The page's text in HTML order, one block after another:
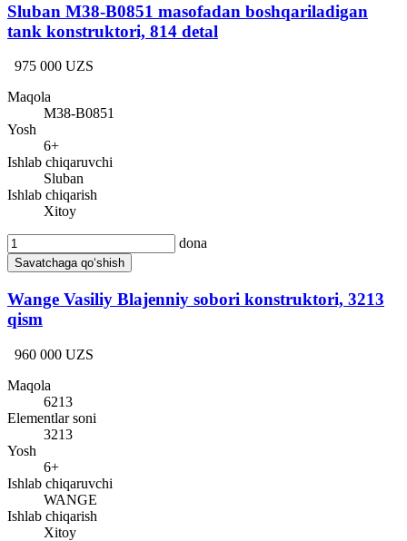
Sluban M38-B0851 masofadan boshqariladigan
tank konstruktori, 814 detal
975 000 UZS
Maqola
М38-B0851
Yosh
6+
Ishlab chiqaruvchi
Sluban
Ishlab chiqarish
Xitoy
dona
Savatchaga qo‘shish
Wange Vasiliy Blajenniy sobori konstruktori, 3213
qism
960 000 UZS
Maqola
6213
Elementlar soni
3213
Yosh
6+
Ishlab chiqaruvchi
WANGE
Ishlab chiqarish
Xitoy